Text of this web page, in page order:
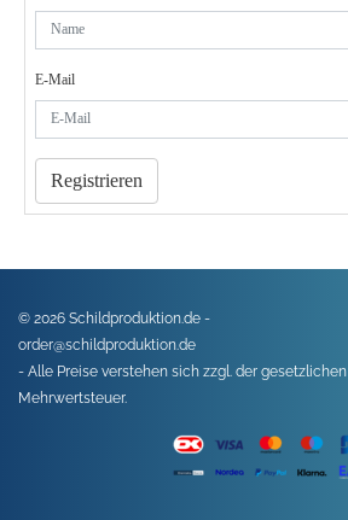
E-Mail
Registrieren
© 2026 Schildproduktion.de -
order@schildproduktion.de
- Alle Preise verstehen sich zzgl. der gesetzlichen
Mehrwertsteuer.